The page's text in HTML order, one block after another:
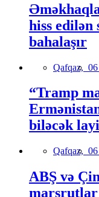
hiss edilən
bahalaşır
Qafqaz,
“Tramp
biləcək
Qafqaz,
ABŞ və
marşrutlar